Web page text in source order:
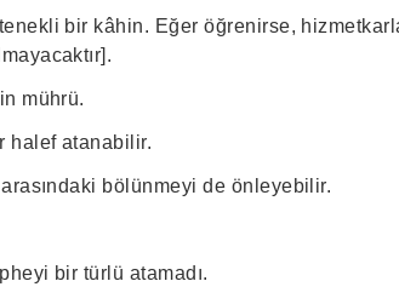
bir kâhin. Eğer öğrenirse,
mührü.
halef atanabilir.
bölünmeyi de önleyebilir.
bir türlü atamadı.